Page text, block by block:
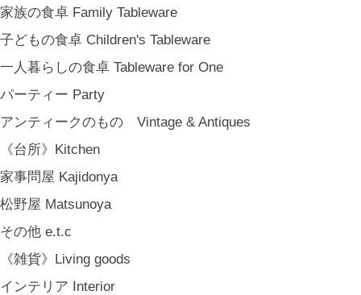
家族の食卓 Family Tableware
子どもの食卓 Children's Tableware
一人暮らしの食卓 Tableware for One
パーティー Party
アンティークのもの Vintage & Antiques
《台所》Kitchen
家事問屋 Kajidonya
松野屋 Matsunoya
その他 e.t.c
《雑貨》Living goods
インテリア Interior